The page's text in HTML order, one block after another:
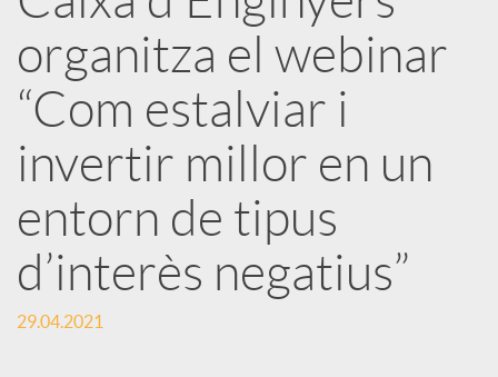
r
x
e
s
S
organitza el webinar
“Com estalviar i
invertir millor en un
entorn de tipus
d’interès negatius”
29.04.2021